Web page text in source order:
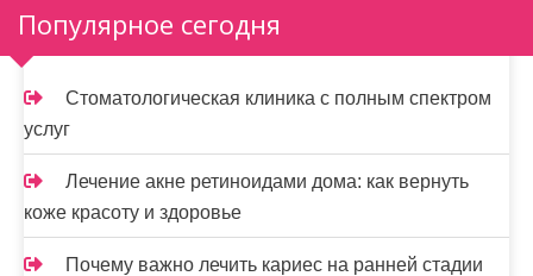
Популярное сегодня
Стоматологическая клиника с полным спектром
услуг
Лечение акне ретиноидами дома: как вернуть
коже красоту и здоровье
Почему важно лечить кариес на ранней стадии